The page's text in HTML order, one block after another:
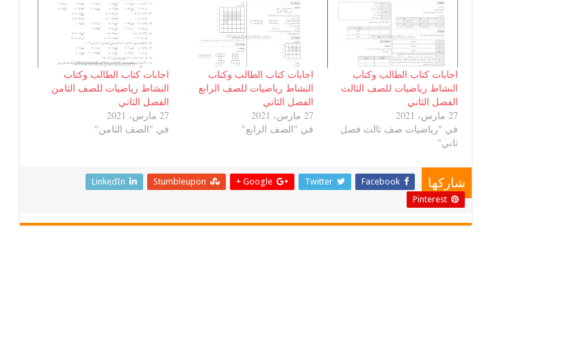
اجابات كتاب الطالب وكتاب
النشاط رياضيات للصف الثالث
الفصل الثاني
27 مارس، 2021
في "رياضيات صف ثالث فصل
ثاني"
اجابات كتاب الطالب وكتاب
النشاط رياضيات للصف الرابع
الفصل الثاني
27 مارس، 2021
في "الصف الرابع"
اجابات كتاب الطالب وكتاب
النشاط رياضيات للصف الثامن
الفصل الثاني
27 مارس، 2021
في "الصف الثامن"
شاركها Facebook
Twitter
Google +
Stumbleupon
LinkedIn
Pinterest